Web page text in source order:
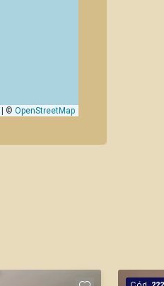
| © OpenStreetMap